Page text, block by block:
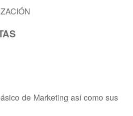
de Marketing así como sus